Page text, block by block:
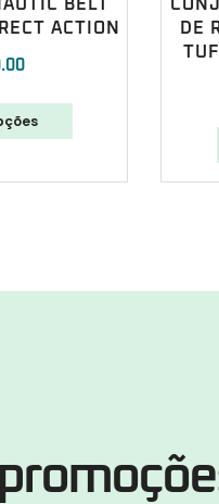
BELT
ACTION
DE